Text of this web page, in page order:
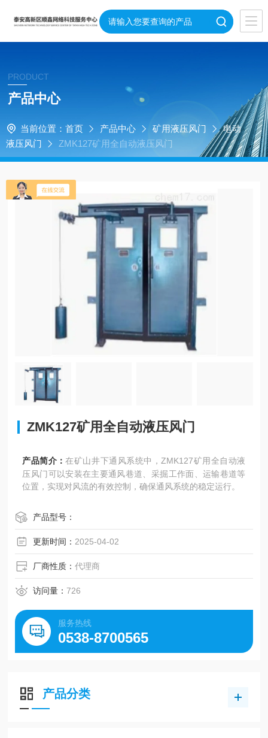
PRODUCT
产品中心
当前位置： 首页 产品中心 矿用液压风门
电动
液压风门
ZMK127矿用全自动液压风门
ZMK127矿用全自动液压风门
产品简介：在矿山井下通风系统中，ZMK127矿用全自动液
压风门可以安装在主要通风巷道、采掘工作面、运输巷道等
位置，实现对风流的有效控制，确保通风系统的稳定运行。
产品型号：
更新时间： 2025-04-02
厂商性质：代理商
访问量：726
服务热线
0538-8700565
产品分类